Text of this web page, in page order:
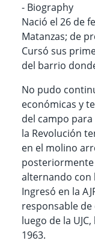
- Biography
Nació el 26 de
Matanzas; de
Cursó sus
del barrio
No pudo
económicas y
del campo
la Revolución
en el molino
posteriormente
alternando con
Ingresó en la
responsable de
luego de la
1963.